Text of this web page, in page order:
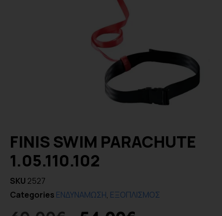
FINIS SWIM PARACHUTE
1.05.110.102
SKU 2527
Categories ΕΝΔΥΝΑΜΩΣΗ, ΕΞΟΠΛΙΣΜΟΣ